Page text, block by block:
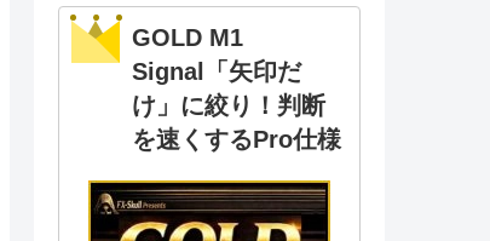
GOLD M1
Signal「矢印だ
け」に絞り！判断
を速くするPro仕様